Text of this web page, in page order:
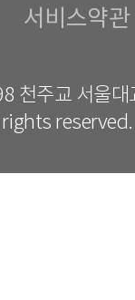
서비스약관
주교 서울대
reserved.